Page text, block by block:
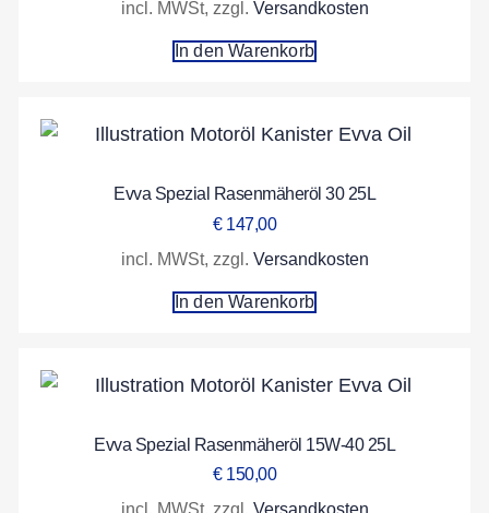
incl. MWSt, zzgl. Versandkosten
In den Warenkorb
Evva Spezial Rasenmäheröl 30 25L
€147,00
incl. MWSt, zzgl. Versandkosten
In den Warenkorb
Evva Spezial Rasenmäheröl 15W-40 25L
€150,00
incl. MWSt, zzgl. Versandkosten